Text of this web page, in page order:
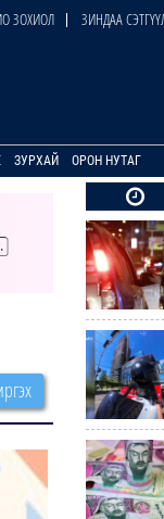
ЗОХИОЛ ЗИНДАА
ЗУРХАЙ ОРОН НУТАГ